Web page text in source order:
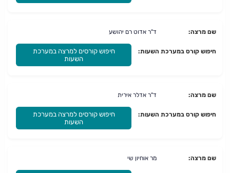
שם מרצה: ד"ר אדוט רם יהושע
חיפוש קורס במערכת השעות:
חיפוש קורסים למרצה במערכת
השעות
שם מרצה: ד"ר אדלר אירית
חיפוש קורס במערכת השעות:
חיפוש קורסים למרצה במערכת
השעות
שם מרצה: מר אוחיון שי